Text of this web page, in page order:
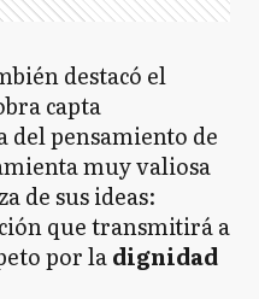
destacó el
capta
del pensamiento de
muy valiosa
de sus ideas:
que transmitirá a
por ladignidad